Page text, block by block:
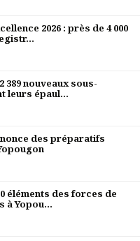
2026 : près de 4 000
389 nouveaux sous-
leurs épaul...
des préparatifs
éléments des forces de
à Yopou...